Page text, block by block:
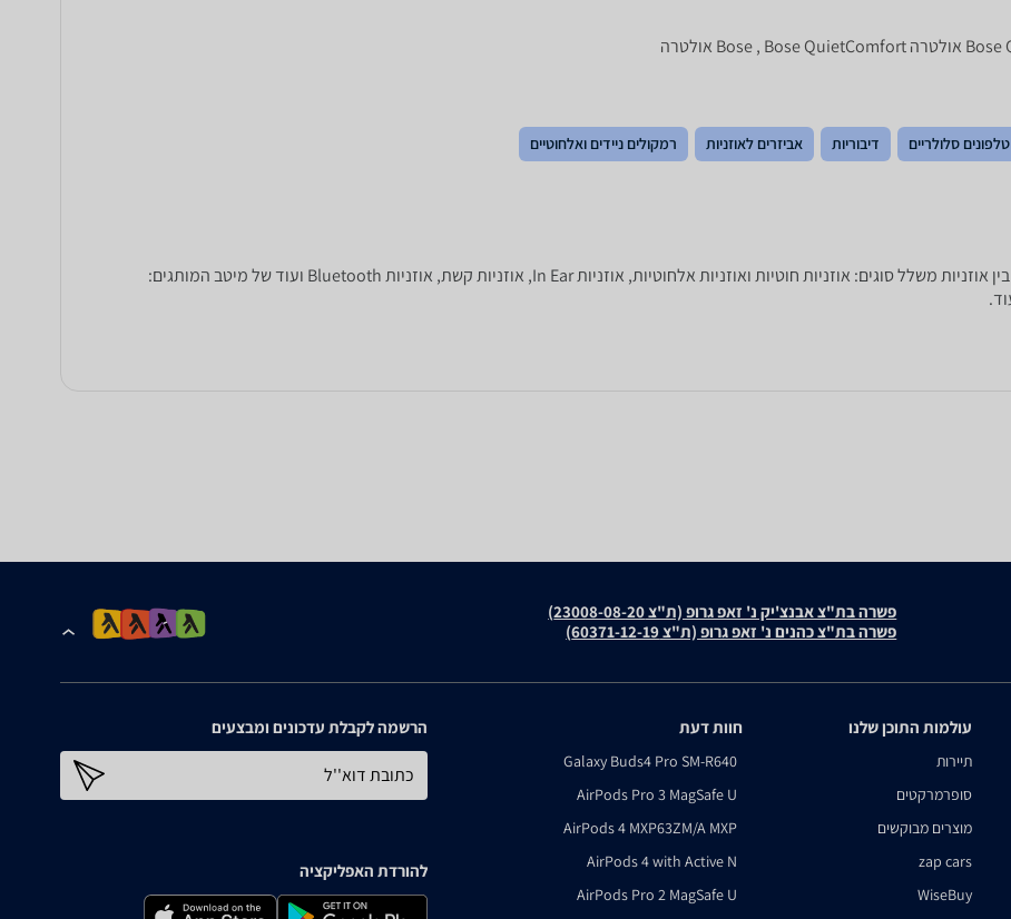
טלפונים סלולריים דיבוריות אביזרים לאוזניות רמקולים ניידים ואלחוטיים
מחפשים אוזניות? ב-zap השוואת מחירים תוכלו להשוות בין אוזניות משלל סוגים: אוזניות חוטיות ואוזניות אלחוטיות, אוזניות In Ear, אוזניות קשת, אוזניות Bluetooth ועוד של מיטב המותגים:
פשרה בת"צ אבנצ'יק נ' זאפ גרופ (ת"צ 23008-08-20)
פשרה בת"צ כהנים נ' זאפ גרופ (ת"צ 60371-12-19)
עולמות התוכן שלנו
תיירות
סופרמרקטים
מוצרים מבוקשים
zap cars
WiseBuy
חוות דעת
Galaxy Buds4 Pro SM-R640
AirPods Pro 3 MagSafe U
AirPods 4 MXP63ZM/A MXP
AirPods 4 with Active N
AirPods Pro 2 MagSafe U
הרשמה לקבלת עדכונים ומבצעים
כתובת דוא''ל
להורדת האפליקציה